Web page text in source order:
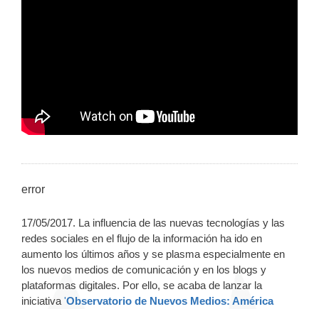
error
17/05/2017. La influencia de las nuevas tecnologías y las
redes sociales en el flujo de la información ha ido en
aumento los últimos años y se plasma especialmente en
los nuevos medios de comunicación y en los blogs y
plataformas digitales. Por ello, se acaba de lanzar la
iniciativa 'Observatorio de Nuevos Medios: América